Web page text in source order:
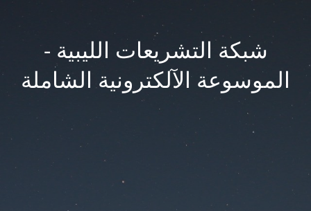
شبكة التشريعات الليبية -
الموسوعة الآلكترونية الشاملة